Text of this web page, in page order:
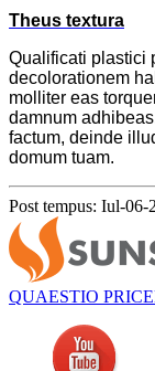
Theus textura
Qualificati plastici
decolorationem
molliter eas
damnum
factum, deinde
domum tuam.
Post tempus: Iul-06-
QUAESTIO